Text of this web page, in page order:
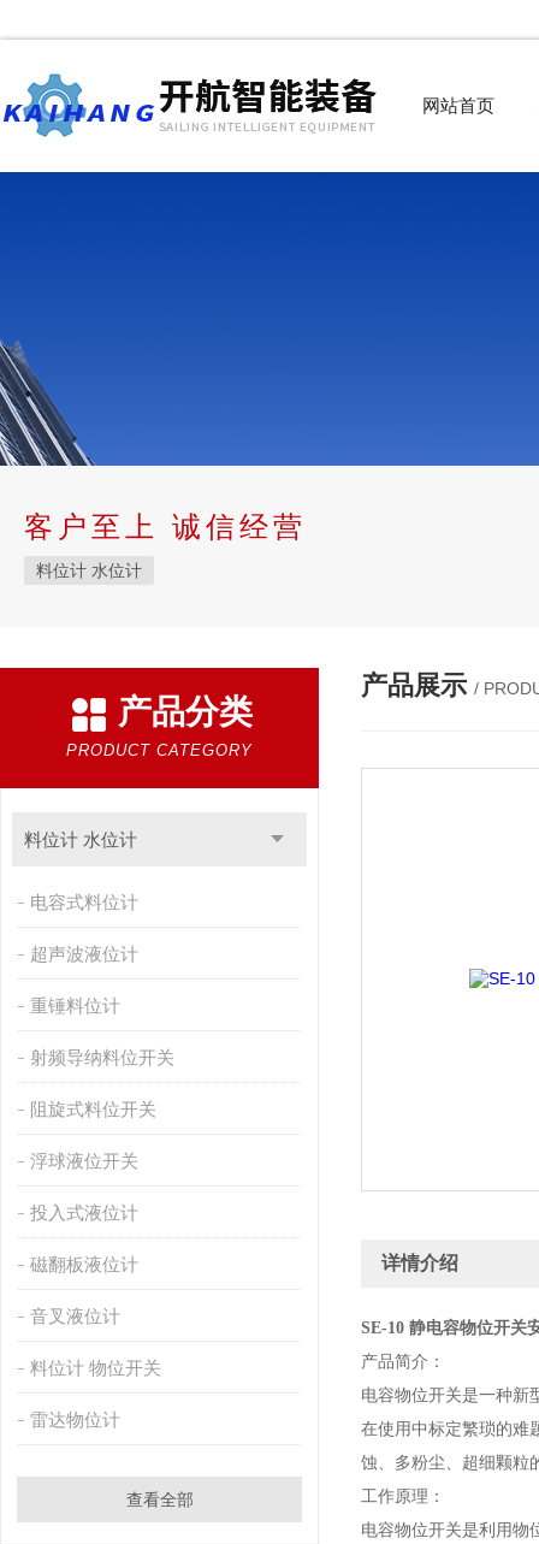
网站首页
客户至上 诚信经营
料位计 水位计
产品分类
PRODUCT CATEGORY
料位计 水位计
电容式料位计
超声波液位计
重锤料位计
射频导纳料位开关
阻旋式料位开关
浮球液位开关
投入式液位计
磁翻板液位计
音叉液位计
料位计 物位开关
雷达物位计
查看全部
产品展示 /
详情介绍
SE-10 静电容物位开关
产品简介：
电容物位开关是一种新
在使用中标定繁琐的难
蚀、多粉尘、超细颗粒
工作原理：
电容物位开关是利用物